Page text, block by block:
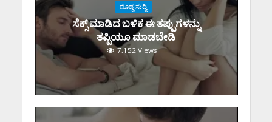
ದೊಡ್ಡ ಸುದ್ದಿ
ಸೆಕ್ಸ್‌ ಮಾಡಿದ ಬಳಿಕ ಈ ತಪ್ಪುಗಳನ್ನು
ತಪ್ಪಿಯೂ ಮಾಡಬೇಡಿ
7,152 Views